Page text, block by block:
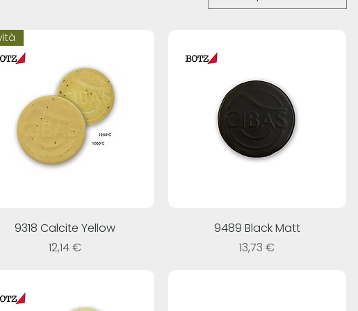
9318 Calcite Yellow
Prezzo
12,14 €
9489 Black Matt
Prezzo
13,73 €